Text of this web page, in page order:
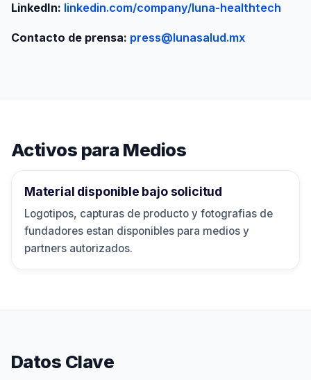
LinkedIn: linkedin.com/company/luna-healthtech
Contacto de prensa: press@lunasalud.mx
Activos para Medios
Material disponible bajo solicitud
Logotipos, capturas de producto y fotografias de
fundadores estan disponibles para medios y
partners autorizados.
Datos Clave